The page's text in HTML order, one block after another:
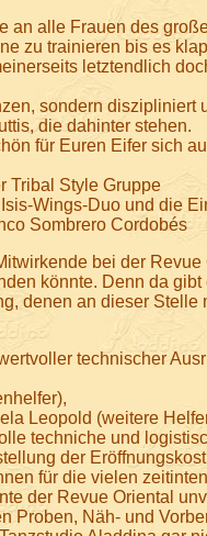
an alle Frauen des
zu trainieren bis es
letztendlich
sondern diszipliniert
die dahinter stehen.
für Euren Eifer sich
Tribal Style Gruppe
Wings-Duo und die
Sombrero Cordobés
bei der
könnte. Denn da
denen an dieser Stelle
technischer
Leopold (weitere
techniche und
der
für die vielen
der Revue Oriental
Proben, Näh- und